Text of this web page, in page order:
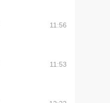
11:56
11:53